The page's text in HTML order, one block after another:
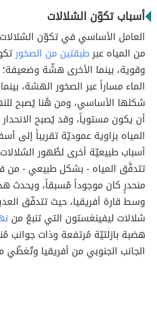
أسباب تكوّن الشلالات
العامل الأساسي في تكوّن
من المياه عبرطبقتين من الصخور
وقوية، بينما الأخرى هشّة
الماء مساراً عبر الصخور الهشة،
شكلها الأساسي، ومن هُنا يُصبح
أن يكون مستوياً، وقد يُصبح
المياه بزاوية عموديّة تقريباً إلى
أسباب طبيعيّة أخرى لظُهور
تتدفَّق المياه - بشكل طبيعي - من
منحدرٍ كان موجوداً مُسبقاً، ويحدث
وسط قارة أفريقيا، حيث تتدفّق
شلالات ليفينغستون التي تنبعُ من
هضبة بازلتيّة مُرتفعة وذات جوانب
الجانب الجنوبي من أفريقيا